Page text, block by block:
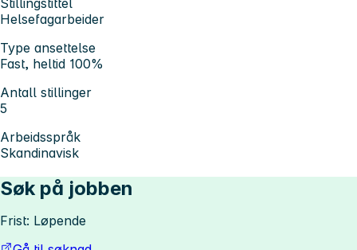
Helsefagarbeider
Type ansettelse
Fast, heltid 100%
Antall stillinger
5
Arbeidsspråk
Skandinavisk
Søk på jobben
Frist: Løpende